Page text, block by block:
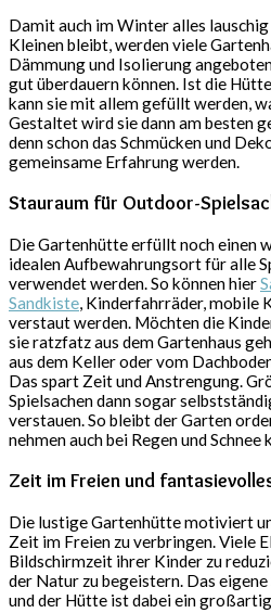
Damit auch im Winter alles
Kleinen bleibt, werden viele
Dämmung und Isolierung
gut überdauern können. Ist die
kann sie mit allem gefüllt werden,
Gestaltet wird sie dann am besten
denn schon das Schmücken und
gemeinsame Erfahrung werden.
Stauraum für Outdoor-
Die Gartenhütte erfüllt noch einen
idealen Aufbewahrungsort für alle
verwendet werden. So können hier
Sandkiste , Kinderfahrräder, mobile
verstaut werden. Möchten die
sie ratzfatz aus dem Gartenhaus
aus dem Keller oder vom
Das spart Zeit und Anstrengung.
Spielsachen dann sogar
verstauen. So bleibt der Garten
nehmen auch bei Regen und Schnee
Zeit im Freien und
Die lustige Gartenhütte motiviert
Zeit im Freien zu verbringen. Viele
Bildschirmzeit ihrer Kinder zu
der Natur zu begeistern. Das
und der Hütte ist dabei ein